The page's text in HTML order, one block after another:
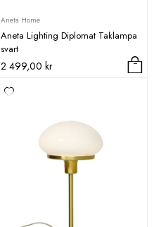
Aneta Home
Aneta Lighting Diplomat Taklampa
svart
2 499,00 kr